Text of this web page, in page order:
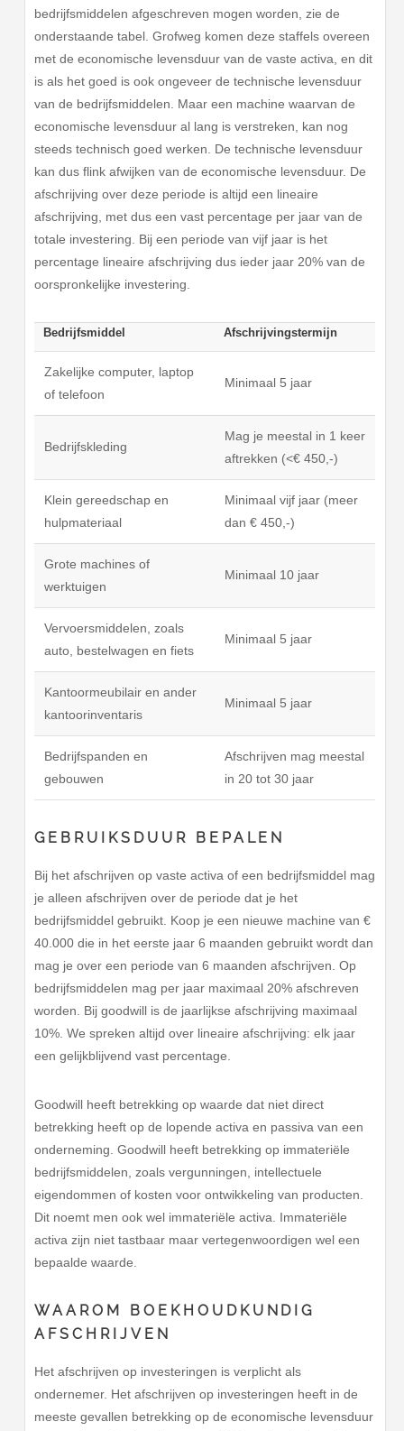
bedrijfsmiddelen afgeschreven mogen worden, zie de
onderstaande tabel. Grofweg komen deze staffels overeen
met de economische levensduur van de vaste activa, en dit
is als het goed is ook ongeveer de technische levensduur
van de bedrijfsmiddelen. Maar een machine waarvan de
economische levensduur al lang is verstreken, kan nog
steeds technisch goed werken. De technische levensduur
kan dus flink afwijken van de economische levensduur. De
afschrijving over deze periode is altijd een lineaire
afschrijving, met dus een vast percentage per jaar van de
totale investering. Bij een periode van vijf jaar is het
percentage lineaire afschrijving dus ieder jaar 20% van de
oorspronkelijke investering.
Bedrijfsmiddel Afschrijvingstermijn
Zakelijke computer, laptop
of telefoon
Minimaal 5 jaar
Bedrijfskleding
Mag je meestal in 1 keer
aftrekken (<€ 450,-)
Klein gereedschap en
hulpmateriaal
Minimaal vijf jaar (meer
dan € 450,-)
Grote machines of
werktuigen
Minimaal 10 jaar
Vervoersmiddelen, zoals
auto, bestelwagen en fiets
Minimaal 5 jaar
Kantoormeubilair en ander
kantoorinventaris
Minimaal 5 jaar
Bedrijfspanden en
gebouwen
Afschrijven mag meestal
in 20 tot 30 jaar
GEBRUIKSDUUR BEPALEN
Bij het afschrijven op vaste activa of een bedrijfsmiddel mag
je alleen afschrijven over de periode dat je het
bedrijfsmiddel gebruikt. Koop je een nieuwe machine van €
40.000 die in het eerste jaar 6 maanden gebruikt wordt dan
mag je over een periode van 6 maanden afschrijven. Op
bedrijfsmiddelen mag per jaar maximaal 20% afschreven
worden. Bij goodwill is de jaarlijkse afschrijving maximaal
10%. We spreken altijd over lineaire afschrijving: elk jaar
een gelijkblijvend vast percentage.
Goodwill heeft betrekking op waarde dat niet direct
betrekking heeft op de lopende activa en passiva van een
onderneming. Goodwill heeft betrekking op immateriële
bedrijfsmiddelen, zoals vergunningen, intellectuele
eigendommen of kosten voor ontwikkeling van producten.
Dit noemt men ook wel immateriële activa. Immateriële
activa zijn niet tastbaar maar vertegenwoordigen wel een
bepaalde waarde.
WAAROM BOEKHOUDKUNDIG
AFSCHRIJVEN
Het afschrijven op investeringen is verplicht als
ondernemer. Het afschrijven op investeringen heeft in de
meeste gevallen betrekking op de economische levensduur